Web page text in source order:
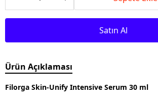
Satın Al
Ürün Açıklaması
Filorga Skin-Unify Intensive Serum 30 ml